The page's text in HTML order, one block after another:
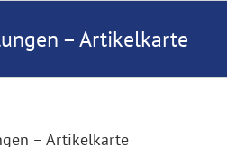
– Artikelkarte
– Artikelkarte